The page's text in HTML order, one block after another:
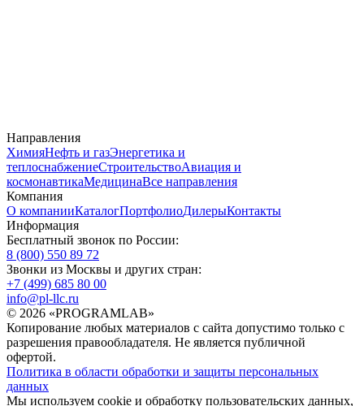
Направления
ХимияНефть и газЭнергетика и
теплоснабжениеСтроительствоАвиация и
космонавтикаМедицинаВсе направления
Компания
О компанииКаталогПортфолиоДилерыКонтакты
Информация
Бесплатный звонок по России:
8 (800) 550 89 72
Звонки из Москвы и других стран:
+7 (499) 685 80 00
info@pl-llc.ru
© 2026 «PROGRAMLAB»
Копирование любых материалов с сайта допустимо только с
разрешения правообладателя. Не является публичной
офертой.
Политика в области обработки и защиты персональных
данных
Мы используем cookie и обработку пользовательских данных,